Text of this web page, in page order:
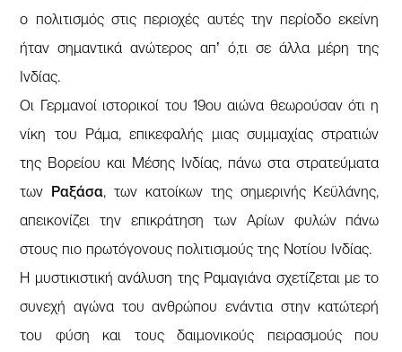
ο πολιτισμός στις περιοχές αυτές την περίοδο εκείνη
ήταν σημαντικά ανώτερος απ’ ό,τι σε άλλα μέρη της
Ινδίας.
Οι Γερμανοί ιστορικοί του 19ου αιώνα θεωρούσαν ότι η
νίκη του Ράμα, επικεφαλής μιας συμμαχίας στρατιών
της Βορείου και Μέσης Ινδίας, πάνω στα στρατεύματα
των Ραξάσα, των κατοίκων της σημερινής Κεϋλάνης,
απεικονίζει την επικράτηση των Αρίων φυλών πάνω
στους πιο πρωτόγονους πολιτισμούς της Νοτίου Ινδίας.
Η μυστικιστική ανάλυση της Ραμαγιάνα σχετίζεται με το
συνεχή αγώνα του ανθρώπου ενάντια στην κατώτερή
του φύση και τους δαιμονικούς πειρασμούς που